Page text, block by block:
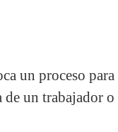
un proceso
de un trabajador